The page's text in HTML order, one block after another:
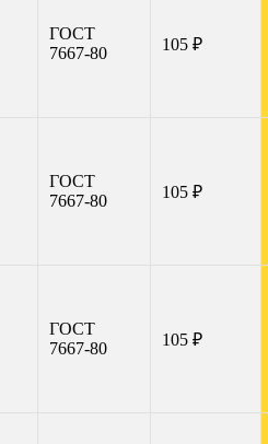
ГОСТ
7667-80
105 ₽
ГОСТ
7667-80
105 ₽
ГОСТ
7667-80
105 ₽